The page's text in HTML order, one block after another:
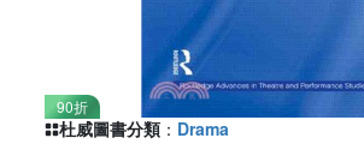
90折
杜威圖書分類 ： Drama